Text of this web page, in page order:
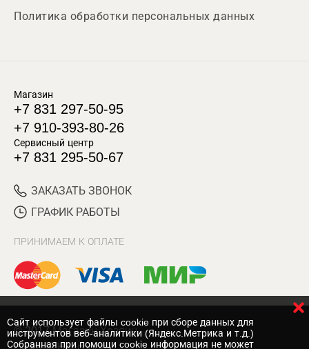
Политика обработки персональных данных
Магазин
+7 831 297-50-95
+7 910-393-80-26
Сервисный центр
+7 831 295-50-67
ЗАКАЗАТЬ ЗВОНОК
ГРАФИК РАБОТЫ
ПРИНИМАЕМ К ОПЛАТЕ
© 2017 Магазин Хозяин
Cайт использует файлы cookie при сборе данных для
инструментов веб-аналитики (Яндекс.Метрика и т.д.)
Собранная при помощи cookie информация не может